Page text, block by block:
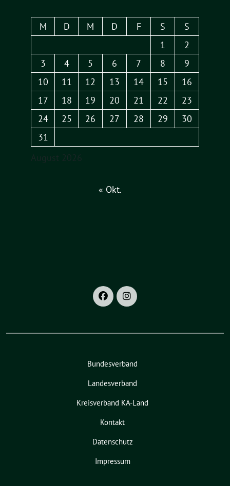
August 2026
M D M D F S
S
1
2
3
4 5 6 7 8
9
10
11 12 13 14 15
16
17
18 19 20 21 22
23
24
25 26 27 28 29
30
31
« Okt.
Bundesverband
Landesverband
Kreisverband KA-Land
Kontakt
Datenschutz
Impressum